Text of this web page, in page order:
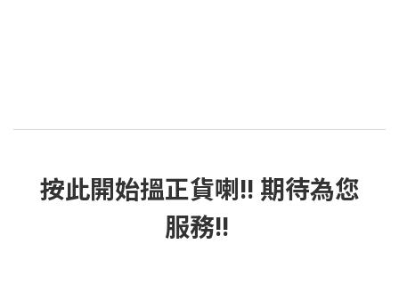
按此開始搵正貨喇!! 期待為您
服務!!